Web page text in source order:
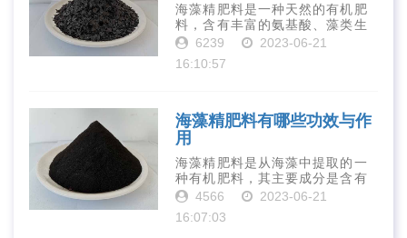
海藻精肥料是一种天然的有机肥
料，含有丰富的氨基酸、藻类生
长素、维生素、微量元素、蛋白
力、促进植物生长、增强植物抗
6239
2023-06-21
16:10:57
海藻精肥料有哪些功效与作
用
海藻精肥料是从海藻中提取的一
种有机肥料，其主要成分是含有
丰富的微量元素、植物生长素、
有增强作物生长、促进植物根系
4566
2023-06-21
16:07:03